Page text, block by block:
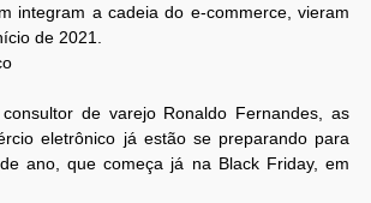
integram a cadeia do e-commerce, vieram
de 2021.
de varejo Ronaldo Fernandes, as
eletrônico já estão se preparando para
ano, que começa já na Black Friday, em